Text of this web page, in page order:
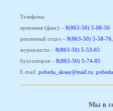
Телефоны:
приемная (факс) – 8(863-50) 5-08-50
рекламный отдел – 8(863-50) 5-58-76
журналисты – 8(863-50) 5-53-65
бухгалтерия – 8(863-50) 5-74-85
E-mail: pobeda_aksay@mail.ru
Мы в